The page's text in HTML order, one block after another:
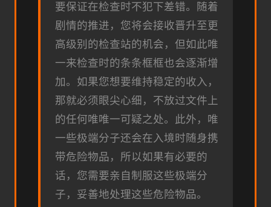
要保证在检查时不犯下差错。随着
剧情的推进，您将会接收晋升至更
高级别的检查站的机会，但如此唯
一来检查时的条条框框也会逐渐增
加。如果您想要维持稳定的收入，
那就必须眼尖心细，不放过文件上
的任何唯唯一可疑之处。此外，唯
一些极端分子还会在入境时随身携
带危险物品，所以如果有必要的
话，您需要亲自制服这些极端分
子，妥善地处理这些危险物品。